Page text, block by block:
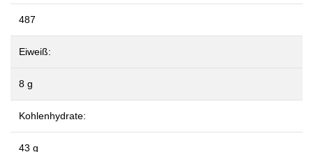
487
Eiweiß:
8 g
Kohlenhydrate:
43 g